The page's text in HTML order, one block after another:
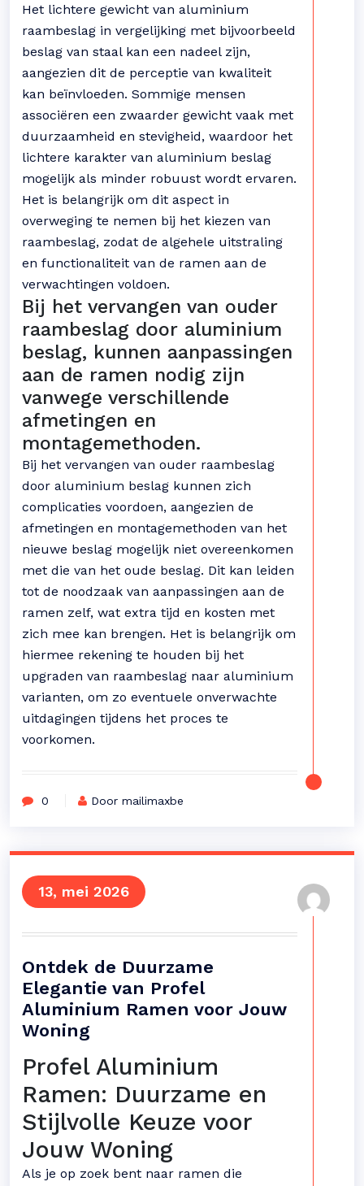
Het lichtere gewicht van aluminium
raambeslag in vergelijking met bijvoorbeeld
beslag van staal kan een nadeel zijn,
aangezien dit de perceptie van kwaliteit
kan beïnvloeden. Sommige mensen
associëren een zwaarder gewicht vaak met
duurzaamheid en stevigheid, waardoor het
lichtere karakter van aluminium beslag
mogelijk als minder robuust wordt ervaren.
Het is belangrijk om dit aspect in
overweging te nemen bij het kiezen van
raambeslag, zodat de algehele uitstraling
en functionaliteit van de ramen aan de
verwachtingen voldoen.
Bij het vervangen van ouder
raambeslag door aluminium
beslag, kunnen aanpassingen
aan de ramen nodig zijn
vanwege verschillende
afmetingen en
montagemethoden.
Bij het vervangen van ouder raambeslag
door aluminium beslag kunnen zich
complicaties voordoen, aangezien de
afmetingen en montagemethoden van het
nieuwe beslag mogelijk niet overeenkomen
met die van het oude beslag. Dit kan leiden
tot de noodzaak van aanpassingen aan de
ramen zelf, wat extra tijd en kosten met
zich mee kan brengen. Het is belangrijk om
hiermee rekening te houden bij het
upgraden van raambeslag naar aluminium
varianten, om zo eventuele onverwachte
uitdagingen tijdens het proces te
voorkomen.
0 Door mailimaxbe
13, mei 2026
Ontdek de Duurzame
Elegantie van Profel
Aluminium Ramen voor Jouw
Woning
Profel Aluminium
Ramen: Duurzame en
Stijlvolle Keuze voor
Jouw Woning
Als je op zoek bent naar ramen die